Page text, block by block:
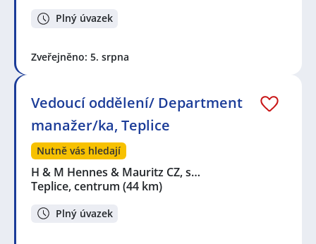
Plný úvazek
Zveřejněno: 5. srpna
Vedoucí oddělení/ Department
manažer/ka, Teplice
Nutně vás hledají
H & M Hennes & Mauritz CZ, s…
Teplice, centrum (44 km)
Plný úvazek